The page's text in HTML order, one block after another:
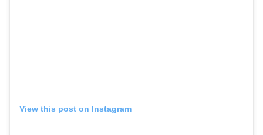
View this post on Instagram